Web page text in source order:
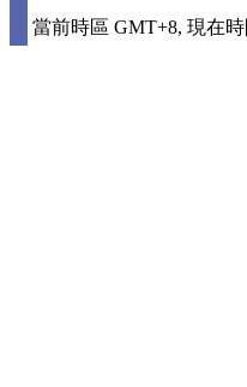
當前時區 GMT+8, 現在時